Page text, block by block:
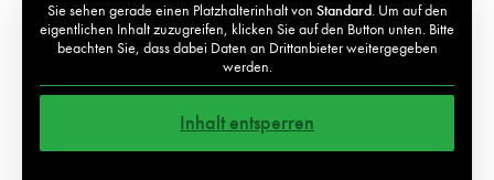
Sie sehen gerade einen Platzhalterinhalt von Standard. Um auf den
eigentlichen Inhalt zuzugreifen, klicken Sie auf den Button unten. Bitte
beachten Sie, dass dabei Daten an Drittanbieter weitergegeben
werden.
Inhalt entsperren